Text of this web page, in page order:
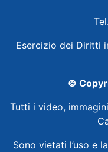
Esercizio dei Diritti
©
Tutti i video,
Sono vietati l’uso e